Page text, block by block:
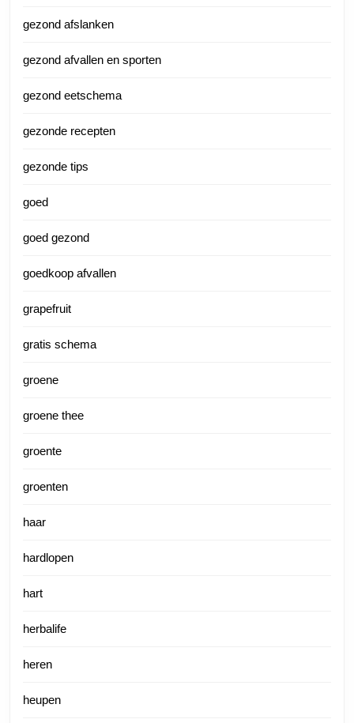
gezond afslanken
gezond afvallen en sporten
gezond eetschema
gezonde recepten
gezonde tips
goed
goed gezond
goedkoop afvallen
grapefruit
gratis schema
groene
groene thee
groente
groenten
haar
hardlopen
hart
herbalife
heren
heupen